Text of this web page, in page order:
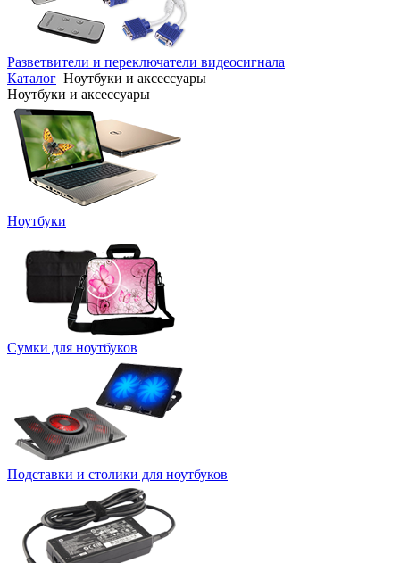
Разветвители и переключатели видеосигнала
Каталог Ноутбуки и аксессуары
Ноутбуки и аксессуары
Ноутбуки
Сумки для ноутбуков
Подставки и столики для ноутбуков